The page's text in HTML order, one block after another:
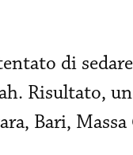
di
Risultato,
Bari,